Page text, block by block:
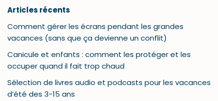
Articles récents
Comment gérer les écrans pendant les grandes
vacances (sans que ça devienne un conflit)
Canicule et enfants : comment les protéger et les
occuper quand il fait trop chaud
Sélection de livres audio et podcasts pour les vacances
d’été des 3-15 ans